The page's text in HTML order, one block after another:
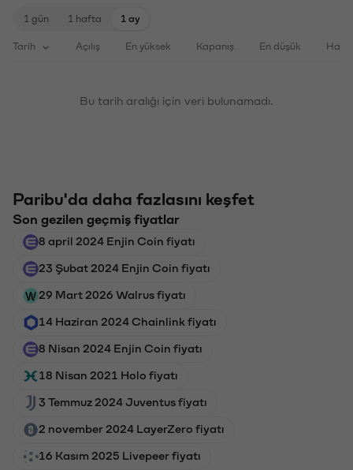
1 gün 1 hafta 1 ay
Tarih Açılış En yüksek Kapanış En düşük
Bu tarih aralığı için veri bulunamadı.
Paribu'da daha fazlasını keşfet
Son gezilen geçmiş fiyatlar
8 april 2024 Enjin Coin fiyatı
23 Şubat 2024 Enjin Coin fiyatı
29 Mart 2026 Walrus fiyatı
14 Haziran 2024 Chainlink fiyatı
8 Nisan 2024 Enjin Coin fiyatı
18 Nisan 2021 Holo fiyatı
3 Temmuz 2024 Juventus fiyatı
2 november 2024 LayerZero fiyatı
16 Kasım 2025 Livepeer fiyatı